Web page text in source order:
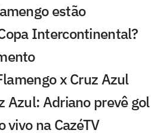
estão
Intercontinental?
x Cruz Azul
Azul: Adriano prevê gol
vivo na CazéTV